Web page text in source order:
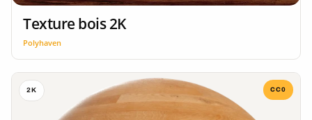
Texture bois 2K
Polyhaven
2K CC0